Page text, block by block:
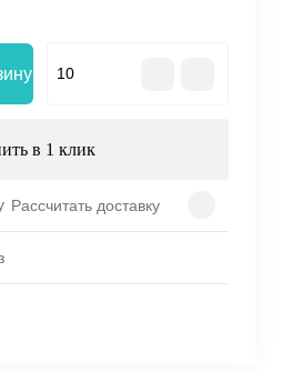
в 1 клик
Рассчитать доставку